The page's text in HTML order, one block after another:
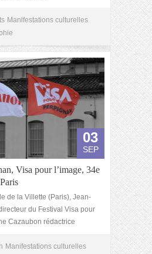
Manifestations culturelles
03
SEP
Visa pour l’image, 34e
de la Villette (Paris), Jean-
du Festival Visa pour
Cazaubon rédactrice
Manifestations culturelles